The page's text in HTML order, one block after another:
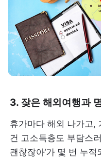
3. 잦은 해외여행과
휴가마다 해외 나가고,
건 고소득층도 부담스
괜찮잖아’가 몇 번 누